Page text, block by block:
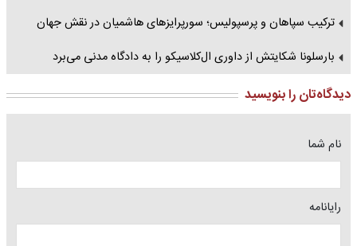
ترکیب سپاهان و پرسپولیس؛ سورپرایزهای هاشمیان در نقش جهان
بارسلونا شکایتش از داوری ال‌کلاسیکو را به دادگاه مدنی می‌برد
دیدگاه‌تان را بنویسید
نام شما
رایانامه